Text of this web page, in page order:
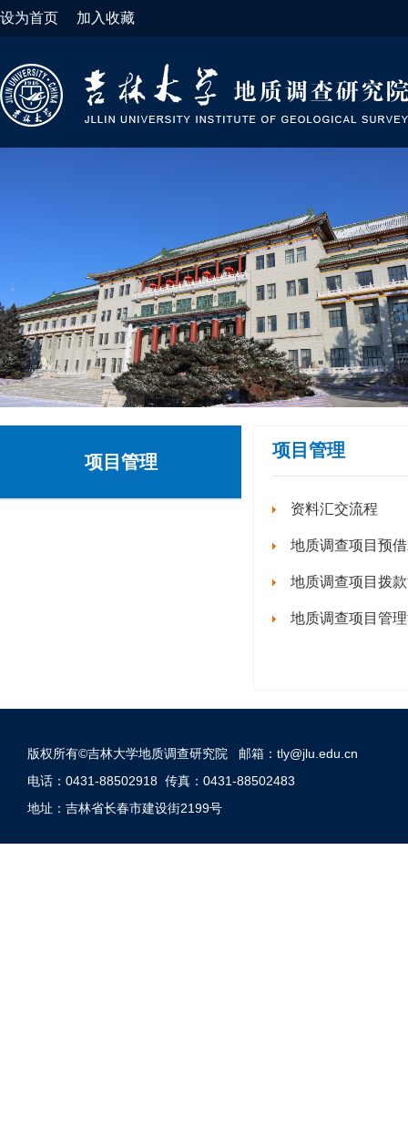
设为首页 加入收藏
项目管理
项目管理
资料汇交流程
地质调查项目预
地质调查项目拨
地质调查项目管
版权所有©吉林大学地质调查研究院 邮箱：tly@jlu.edu.cn
电话：0431-88502918 传真：0431-88502483
地址：吉林省长春市建设街2199号